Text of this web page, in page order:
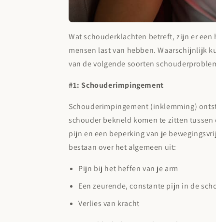
Wat schouderklachten betreft, zijn er
mensen last van hebben. Waarschijnlijk
van de volgende soorten
#1: Schouderimpingement
Schouderimpingement (inklemming)
schouder bekneld komen te zitten
pijn en een beperking van je
bestaan over het algemeen uit:
Pijn bij het heffen van je arm
Een zeurende, constante pijn in de
Verlies van kracht